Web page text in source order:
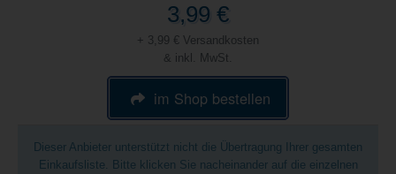
3,99 €
+ 3,99 € Versandkosten
& inkl. MwSt.
im Shop bestellen
Dieser Anbieter unterstützt nicht die Übertragung Ihrer gesamten
Einkaufsliste. Bitte klicken Sie nacheinander auf die einzelnen